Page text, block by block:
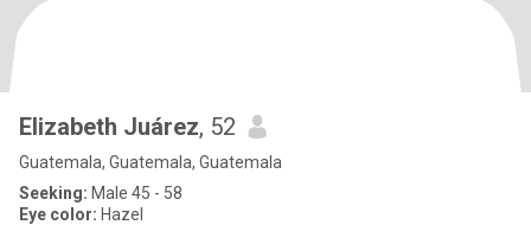
Elizabeth Juárez, 52
Guatemala, Guatemala, Guatemala
Seeking: Male 45 - 58
Eye color: Hazel